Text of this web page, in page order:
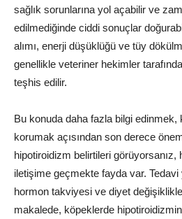
sağlık sorunlarına yol açabilir ve
edilmediğinde ciddi sonuçlar
alımı, enerji düşüklüğü ve tüy
genellikle veteriner hekimler
teşhis edilir.
Bu konuda daha fazla bilgi edinmek,
korumak açısından son derece
hipotiroidizm belirtileri görüyorsanız,
iletişime geçmekte fayda var. Tedavi
hormon takviyesi ve diyet
makalede, köpeklerde